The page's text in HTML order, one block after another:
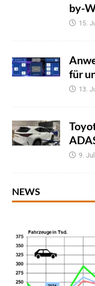
by-
15.
für
13.
9.
NEWS